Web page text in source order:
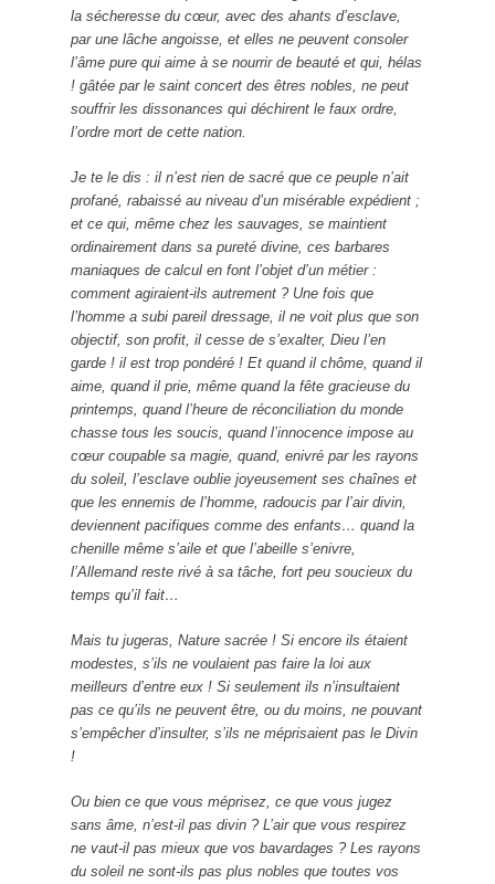
la sécheresse du cœur, avec des ahants d’esclave,
par une lâche angoisse, et elles ne peuvent consoler
l’âme pure qui aime à se nourrir de beauté et qui, hélas
! gâtée par le saint concert des êtres nobles, ne peut
souffrir les dissonances qui déchirent le faux ordre,
l’ordre mort de cette nation.
Je te le dis : il n’est rien de sacré que ce peuple n’ait
profané, rabaissé au niveau d’un misérable expédient ;
et ce qui, même chez les sauvages, se maintient
ordinairement dans sa pureté divine, ces barbares
maniaques de calcul en font l’objet d’un métier :
comment agiraient-ils autrement ? Une fois que
l’homme a subi pareil dressage, il ne voit plus que son
objectif, son profit, il cesse de s’exalter, Dieu l’en
garde ! il est trop pondéré ! Et quand il chôme, quand il
aime, quand il prie, même quand la fête gracieuse du
printemps, quand l’heure de réconciliation du monde
chasse tous les soucis, quand l’innocence impose au
cœur coupable sa magie, quand, enivré par les rayons
du soleil, l’esclave oublie joyeusement ses chaînes et
que les ennemis de l’homme, radoucis par l’air divin,
deviennent pacifiques comme des enfants… quand la
chenille même s’aile et que l’abeille s’enivre,
l’Allemand reste rivé à sa tâche, fort peu soucieux du
temps qu’il fait…
Mais tu jugeras, Nature sacrée ! Si encore ils étaient
modestes, s’ils ne voulaient pas faire la loi aux
meilleurs d’entre eux ! Si seulement ils n’insultaient
pas ce qu’ils ne peuvent être, ou du moins, ne pouvant
s’empêcher d’insulter, s’ils ne méprisaient pas le Divin
!
Ou bien ce que vous méprisez, ce que vous jugez
sans âme, n’est-il pas divin ? L’air que vous respirez
ne vaut-il pas mieux que vos bavardages ? Les rayons
du soleil ne sont-ils pas plus nobles que toutes vos